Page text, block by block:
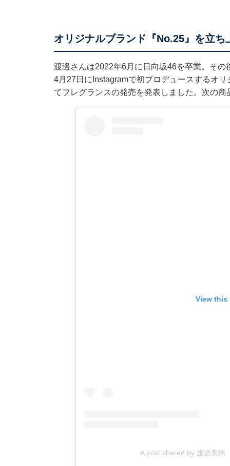
オリジナルブランド『No.25』を立ち
渡邉さんは2022年6月に日向坂46を卒業。そ
4月27日にInstagramで初プロデュースするオ
てフレグランスの発売を発表しました。次の商
View this
A post shared by 渡邉美